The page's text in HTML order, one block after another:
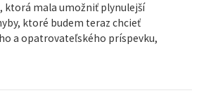
ktorá mala umožniť plynulejší
ktoré budem teraz chcieť
a opatrovateľského príspevku,